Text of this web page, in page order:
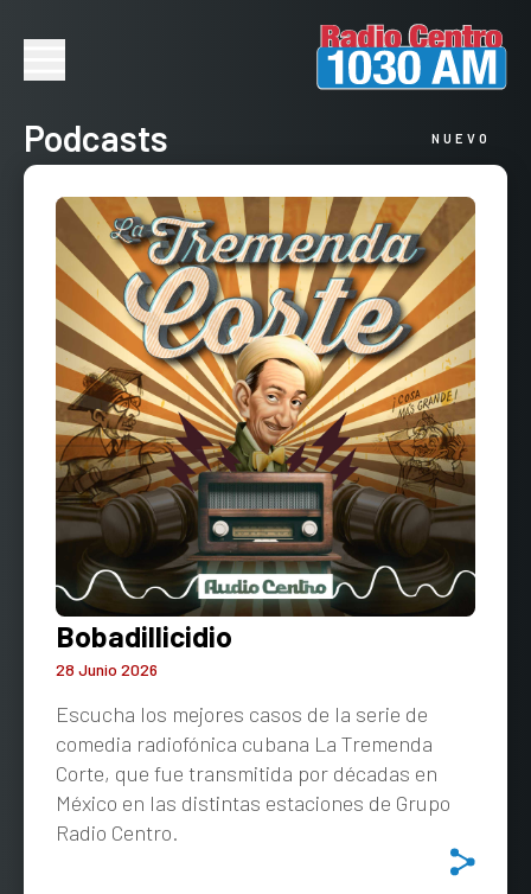
Podcasts NUEVO
Bobadillicidio
28 Junio 2026
Escucha los mejores casos de la serie de
comedia radiofónica cubana La Tremenda
Corte, que fue transmitida por décadas en
México en las distintas estaciones de Grupo
Radio Centro.